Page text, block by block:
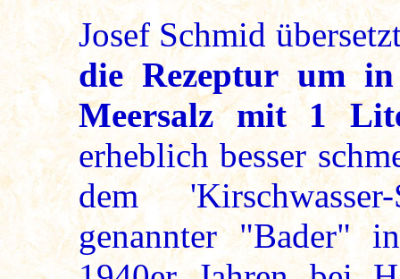
Josef Schmid
die Rezeptur um
Meersalz mit 1
erheblich besser
dem
genannter "Bader"